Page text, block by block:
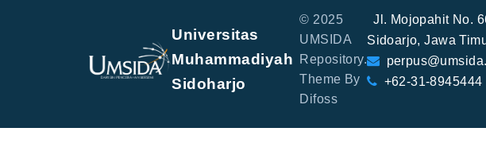
Universitas
Muhammadiyah
Sidoharjo
© 2025
UMSIDA
Repository.
Theme By
Difoss
Jl. Mojopahit No.
Sidoarjo, Jawa
+62-31-8945444